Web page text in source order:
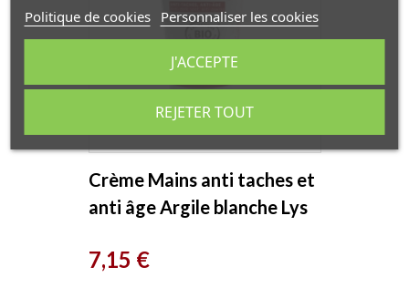
Crème Mains anti taches et
anti âge Argile blanche Lys
Prix
7,15 €
Politique de cookies Personnaliser les cookies
REJETER TOUT
J'ACCEPTE